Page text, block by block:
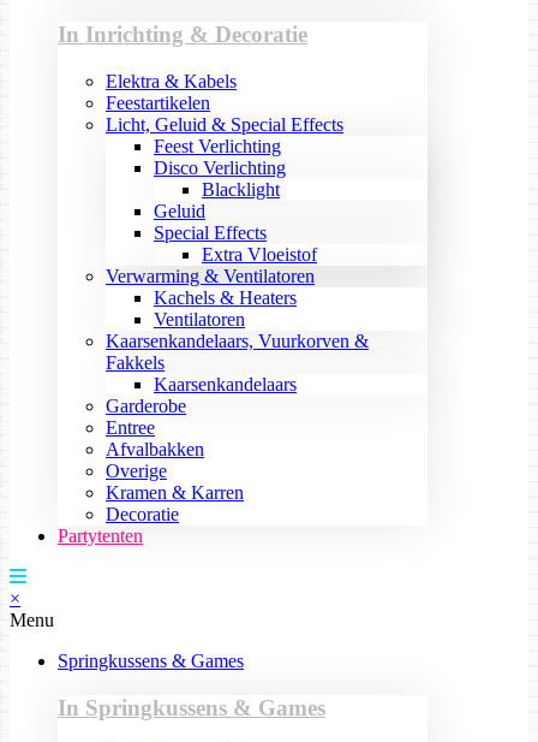
In Inrichting & Decoratie
Elektra & Kabels
Feestartikelen
Licht, Geluid & Special Effects
Feest Verlichting
Disco Verlichting
Blacklight
Geluid
Special Effects
Extra Vloeistof
Verwarming & Ventilatoren
Kachels & Heaters
Ventilatoren
Kaarsenkandelaars, Vuurkorven &
Fakkels
Kaarsenkandelaars
Garderobe
Entree
Afvalbakken
Overige
Kramen & Karren
Decoratie
Partytenten
×
Menu
Springkussens & Games
In Springkussens & Games